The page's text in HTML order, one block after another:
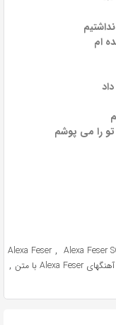
ام
را می پوشم
Alexa Feser , Alexa Feser
آهنگهای Alexa Feser با متن ,